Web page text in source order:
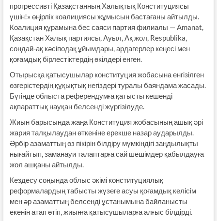
прогрессивті Қазақстанның Халықтық Конституциясы
үшін!» өңірлік коалициясы жұмысын бастағаны айтылды.
Коалиция құрамына бес саяси партия филиалы — Amanat,
Қазақстан Халық партиясы, Ауыл, Ақ жол, Respublika,
сондай-ақ кәсіподақ ұйымдары, ардагерлер кеңесі мен
қоғамдық бірлестіктердің өкілдері енген.
Отырысқа қатысушылар конституция жобасына енгізілген
өзгерістердің құқықтық негіздері туралы баяндама жасады.
Бүгінде облыста референдумға қатысты кешенді
ақпараттық науқан белсенді жүргізілуде.
Жиын барысында жаңа Конституция жобасының ашық әрі
жария талқылаудан өткеніне ерекше назар аударылды.
Әрбір азаматтың өз пікірін білдіру мүмкіндігі заңдылықты
нығайтып, заманауи талаптарға сай шешімдер қабылдауға
жол ашқаны айтылды.
Кездесу соңында облыс әкімі конституциялық
реформалардың табысты жүзеге асуы қоғамдық келісім
мен әр азаматтың белсенді ұстанымына байланысты
екенін атап өтіп, жиынға қатысушыларға алғыс білдірді.